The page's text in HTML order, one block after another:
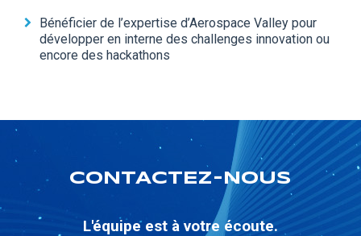
Bénéficier de l’expertise d’Aerospace Valley pour
développer en interne des challenges innovation ou
encore des hackathons
CONTACTEZ-NOUS
L'équipe est à votre écoute.